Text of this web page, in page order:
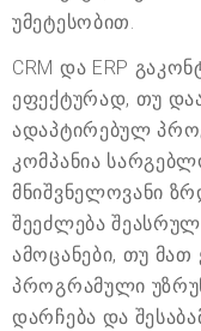
უმეტესობით.
CRM და ERP
ეფექტურად, თუ
ადაპტირებულ
კომპანია
მნიშვნელოვანი
შეეძლება
ამოცანები, თუ მათ
პროგრამული
დარჩება და